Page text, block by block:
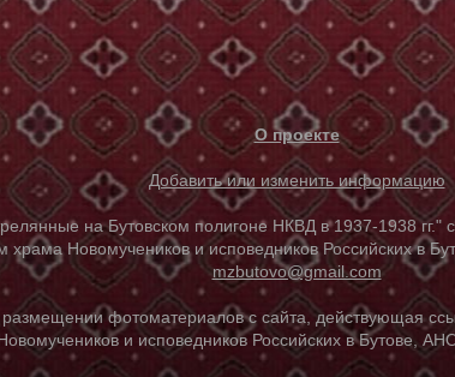
О проекте
Добавить или изменить информацию
на Бутовском полигоне НКВД в 1937-1938 гг."
храма Новомучеников и исповедников Российских в
mzbutovo@gmail.com
размещении фотоматериалов с сайта, действующая
и исповедников Российских в Бутове,